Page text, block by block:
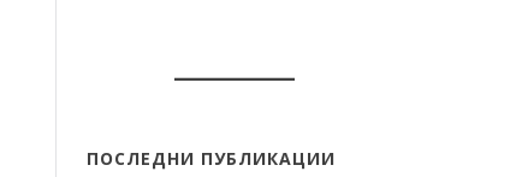
ПОСЛЕДНИ ПУБЛИКАЦИИ